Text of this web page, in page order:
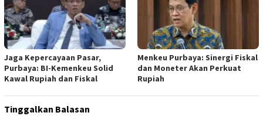
Jaga Kepercayaan Pasar,
Purbaya: BI-Kemenkeu Solid
Kawal Rupiah dan Fiskal
Menkeu Purbaya: Sinergi Fiskal
dan Moneter Akan Perkuat
Rupiah
Tinggalkan Balasan